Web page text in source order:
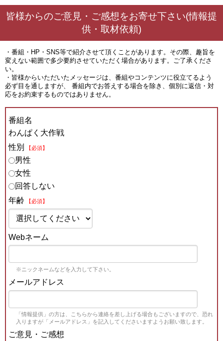
皆様からのご意見・ご感想をお寄せ下さい(情報提
供・取材依頼)
・番組・HP・SNS等で紹介させて頂くことがあります。その際、趣旨を
変えない範囲で多少要約させていただく場合があります。ご了承くださ
い。
・皆様からいただいたメッセージは、番組やコンテンツに役立てるよう
必ず目を通しますが、 番組内でお答えする場合を除き、個別に返信・対
応をお約束するものではありません。
番組名
わんぱく大作戦
性別
【必須】
男性
女性
回答しない
年齢
【必須】
Webネーム
※ニックネームなどを入力して下さい。
メールアドレス
「情報提供」の方は、こちらから連絡を差し上げる場合もございますので、恐れ
入りますが「メールアドレス」を記入してくださいますようお願い致します。
ご意見・ご感想